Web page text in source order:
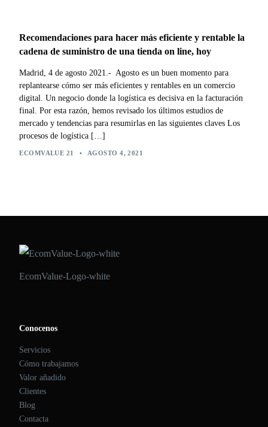
Recomendaciones para hacer más eficiente y rentable la
cadena de suministro de una tienda on line, hoy
Madrid, 4 de agosto 2021.- Agosto es un buen momento para
replantearse cómo ser más eficientes y rentables en un comercio
digital. Un negocio donde la logística es decisiva en la facturación
final. Por esta razón, hemos revisado los últimos estudios de
mercado y tendencias para resumirlas en las siguientes claves Los
procesos de logística […]
ECOMVALUE 21 • AGOSTO 4, 2021
EcomValue-Logo-white
Conocenos
Servicios
Cómo trabajamos
Valor añadido
Clientes
Blog
Contacta